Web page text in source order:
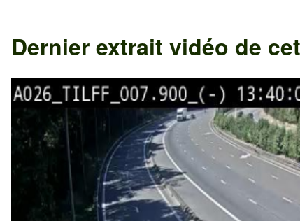
Dernier extrait vidéo de